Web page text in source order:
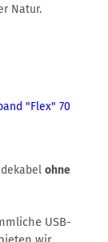
Natur.
"Flex" 70
ohne
USB-